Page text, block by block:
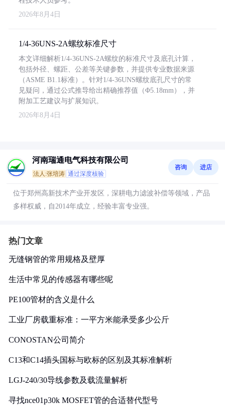
2026年8月4日
1/4-36UNS-2A螺纹标准尺寸
本文详细解析1/4-36UNS-2A螺纹的标准尺寸及底孔计算，
包括外径、螺距、公差等关键参数，并提供专业数据来源
（ASME B1.1标准）。针对1/4-36UNS螺纹底孔尺寸的常
见疑问，通过公式推导给出精确推荐值（Φ5.18mm），并
附加工艺建议与扩展知识。
2026年8月4日
河南瑞通电气科技有限公司
法人:张培涛 通过深度核验
咨询 进店
位于郑州高新技术产业开发区，深耕电力滤波补偿等领域，产品
多样权威，自2014年成立，经验丰富专业强。
热门文章
无缝钢管的常用规格及壁厚
生活中常见的传感器有哪些呢
PE100管材的含义是什么
工业厂房载重标准：一平方米能承受多少公斤
CONOSTAN公司简介
C13和C14插头国标与欧标的区别及其标准解析
LGJ-240/30导线参数及载流量解析
寻找nce01p30k MOSFET管的合适替代型号